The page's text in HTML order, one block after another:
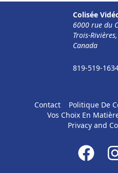
Colisée
6000 rue du
Trois-
Canada
819-519-
Contact Politique De
Vos Choix En
Privacy and